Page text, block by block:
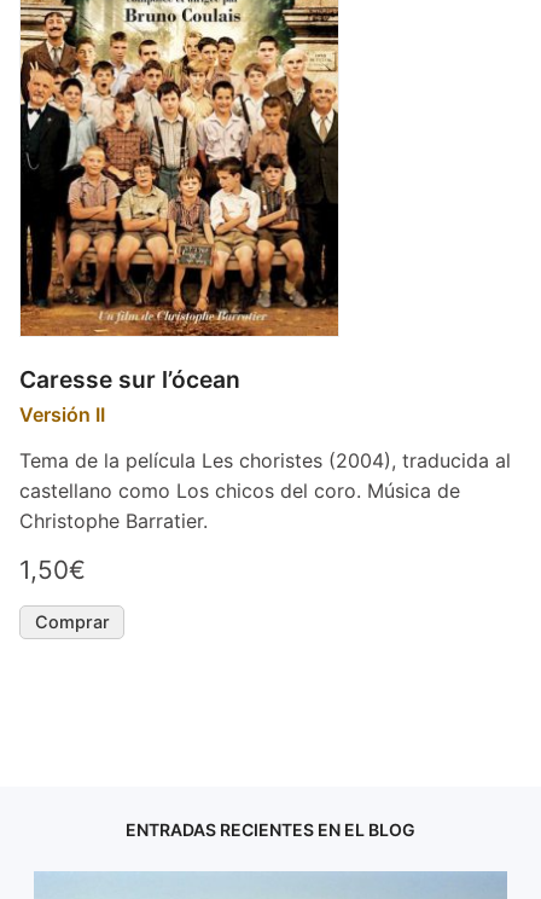
Caresse sur l’ócean
Versión II
Tema de la película Les choristes (2004), traducida al
castellano como Los chicos del coro. Música de
Christophe Barratier.
1,50€
Comprar
ENTRADAS RECIENTES EN EL BLOG